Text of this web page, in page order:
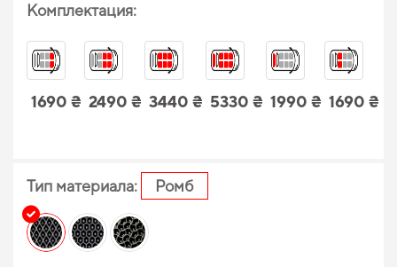
Комплектация:
1690 ₴ 2490 ₴ 3440 ₴ 5330 ₴ 1990 ₴ 1690 ₴
Тип материала: Ромб